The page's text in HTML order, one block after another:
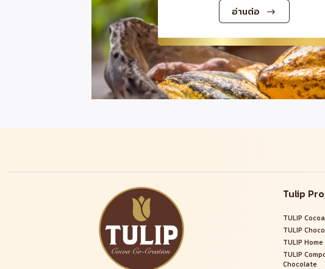
อ่านต่อ
Tulip
TULIP Cocoa
TULIP
TULIP Home
TULIP
Chocolate